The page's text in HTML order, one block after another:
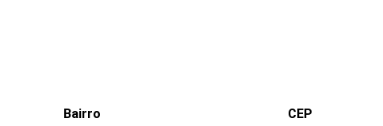
Bairro
CEP